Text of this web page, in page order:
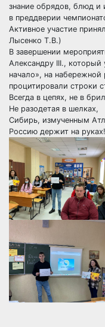
знание обрядов, блюд и
в преддверии
Активное участие
Лысенко Т.В.)
В завершении
Александру III., который
начало», на
процитировали строки
Всегда в цепях, не в
Не разодетая в шелках,
Сибирь, измученным
Россию держит на руках!